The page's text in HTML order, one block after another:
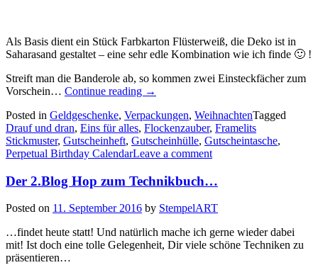
Als Basis dient ein Stück Farbkarton Flüsterweiß, die Deko ist in
Saharasand gestaltet – eine sehr edle Kombination wie ich finde 🙂 !
Streift man die Banderole ab, so kommen zwei Einsteckfächer zum
Vorschein… Continue reading „Ein
für
Weihnachtswünsche…“
→
Posted in Geldgeschenke, Verpackungen, WeihnachtenTagged
Drauf und dran, Eins für alles, Flockenzauber, Framelits
Stickmuster, Gutscheinheft, Gutscheinhülle, Gutscheintasche,
Perpetual Birthday CalendarLeave a comment
Der 2.Blog Hop zum Technikbuch…
Posted on 11. September 2016 by StempelART
…findet heute statt! Und natürlich mache ich gerne wieder dabei
mit! Ist doch eine tolle Gelegenheit, Dir viele schöne Techniken zu
präsentieren…